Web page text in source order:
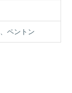
、ペントン